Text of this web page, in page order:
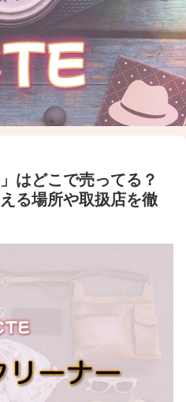
はどこで売ってる？
る場所や取扱店を徹